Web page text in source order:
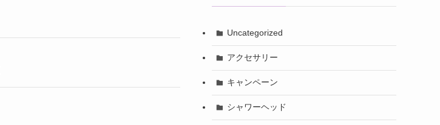
Uncategorized
アクセサリー
キャンペーン
シャワーヘッド